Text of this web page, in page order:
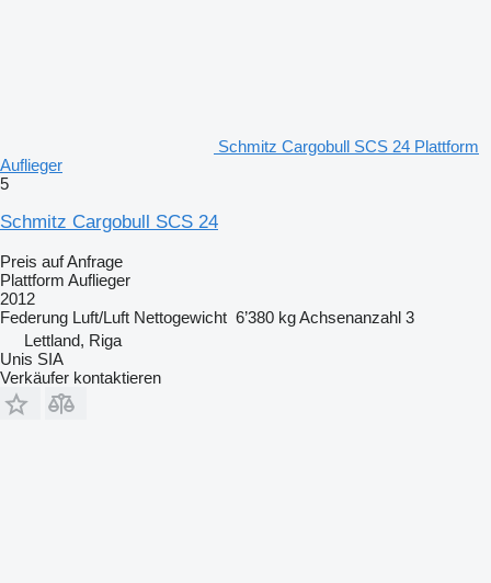
Schmitz Cargobull SCS 24 Plattform
Auflieger
5
Schmitz Cargobull SCS 24
Preis auf Anfrage
Plattform Auflieger
2012
Federung Luft/Luft Nettogewicht 6’380 kgAchsenanzahl 3
Lettland, Riga
Unis SIA
Verkäufer kontaktieren